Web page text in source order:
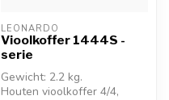
LEONARDO
Vioolkoffer 1444S -
serie
Gewicht: 2.2 kg.
Houten vioolkoffer 4/4,